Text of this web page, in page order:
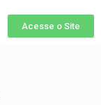
Acesse o Site